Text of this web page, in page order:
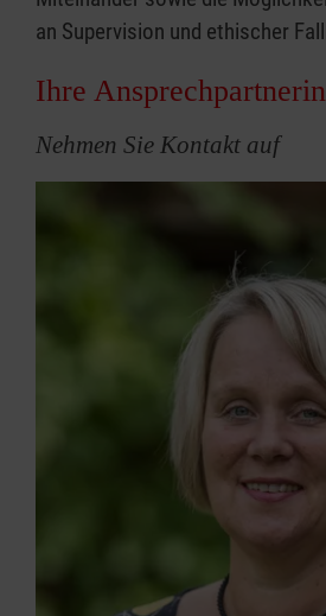
an Supervision und ethischer
Ihre Ansprechpartnerin
Nehmen Sie Kontakt auf